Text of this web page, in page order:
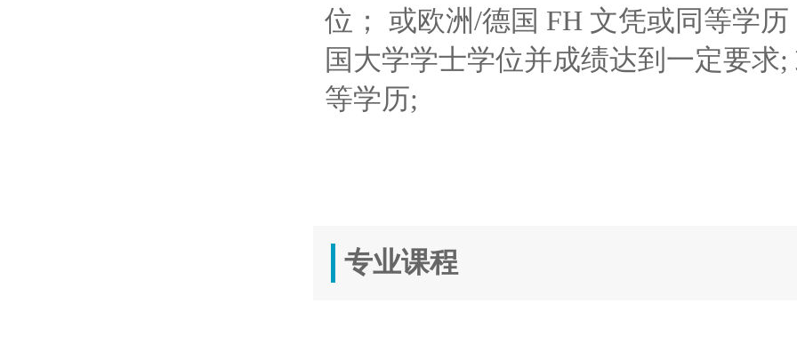
位； 或欧洲/德国 FH 文凭或同等学历
国大学学士学位并成绩达到一定要求;
等学历;
专业课程